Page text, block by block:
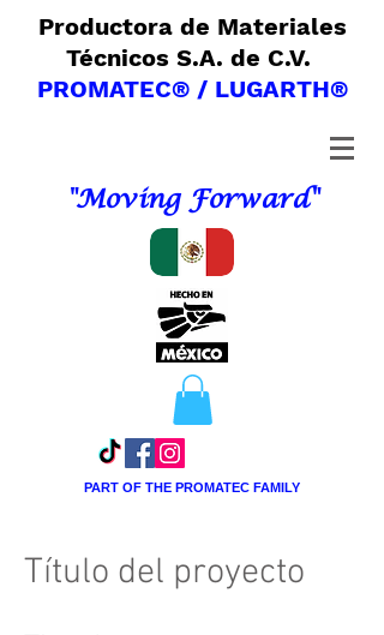
Productora de Materiales
Técnicos S.A. de C.V.
PROMATEC® / LUGARTH®
"Moving Forward"
PART OF THE PROMATEC FAMILY
Título del proyecto